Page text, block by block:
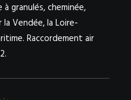
granulés, cheminée,
Vendée, la Loire-
Raccordement air